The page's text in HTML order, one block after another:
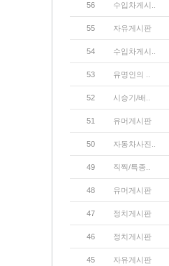
56 수입차게시..
55 자유게시판
54 수입차게시..
53 유명인의 ..
52 시승기/배..
51 유머게시판
50 자동차사진..
49 직찍/특종..
48 유머게시판
47 정치게시판
46 정치게시판
45 자유게시판